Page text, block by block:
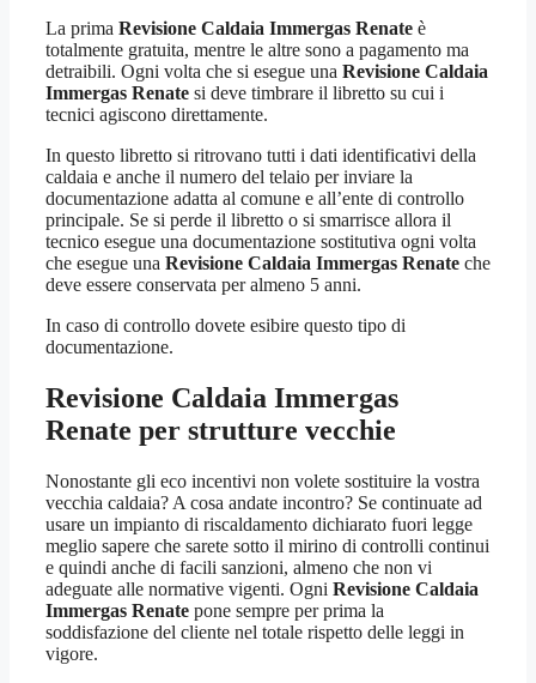
La prima Revisione Caldaia Immergas Renate è
totalmente gratuita, mentre le altre sono a pagamento ma
detraibili. Ogni volta che si esegue una Revisione Caldaia
Immergas Renate si deve timbrare il libretto su cui i
tecnici agiscono direttamente.
In questo libretto si ritrovano tutti i dati identificativi della
caldaia e anche il numero del telaio per inviare la
documentazione adatta al comune e all’ente di controllo
principale. Se si perde il libretto o si smarrisce allora il
tecnico esegue una documentazione sostitutiva ogni volta
che esegue una Revisione Caldaia Immergas Renate che
deve essere conservata per almeno 5 anni.
In caso di controllo dovete esibire questo tipo di
documentazione.
Revisione Caldaia Immergas
Renate per strutture vecchie
Nonostante gli eco incentivi non volete sostituire la vostra
vecchia caldaia? A cosa andate incontro? Se continuate ad
usare un impianto di riscaldamento dichiarato fuori legge
meglio sapere che sarete sotto il mirino di controlli continui
e quindi anche di facili sanzioni, almeno che non vi
adeguate alle normative vigenti. Ogni Revisione Caldaia
Immergas Renate pone sempre per prima la
soddisfazione del cliente nel totale rispetto delle leggi in
vigore.